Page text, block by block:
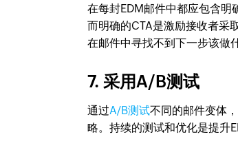
在每封EDM邮件中都应包含明
而明确的CTA是激励接收者采
在邮件中寻找不到下一步该做
7. 采用A/B测试
通过A/B测试不同的邮件变体
略。持续的测试和优化是提升